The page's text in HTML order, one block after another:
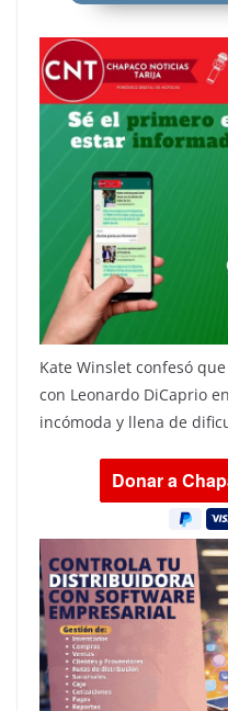
Kate Winslet confesó
con Leonardo DiCaprio
incómoda y llena de